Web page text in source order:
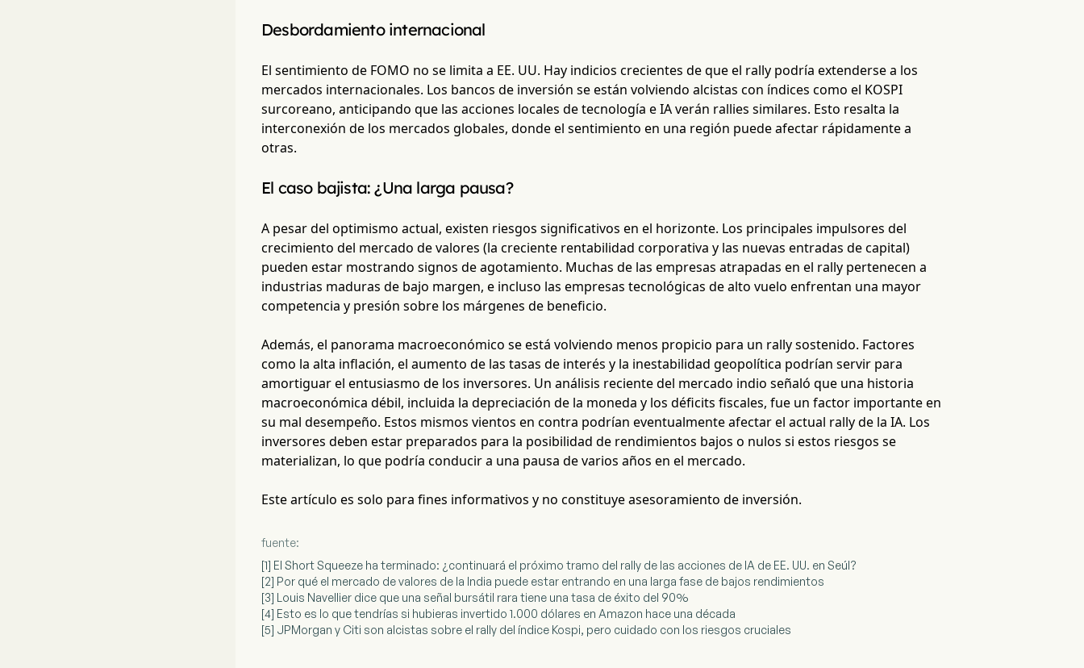
Desbordamiento internacional
El sentimiento de FOMO no se limita a EE. UU. Hay indicios crecientes de que el rally podría extenderse a los
mercados internacionales. Los bancos de inversión se están volviendo alcistas con índices como el KOSPI
surcoreano, anticipando que las acciones locales de tecnología e IA verán rallies similares. Esto resalta la
interconexión de los mercados globales, donde el sentimiento en una región puede afectar rápidamente a
otras.
El caso bajista: ¿Una larga pausa?
A pesar del optimismo actual, existen riesgos significativos en el horizonte. Los principales impulsores del
crecimiento del mercado de valores (la creciente rentabilidad corporativa y las nuevas entradas de capital)
pueden estar mostrando signos de agotamiento. Muchas de las empresas atrapadas en el rally pertenecen a
industrias maduras de bajo margen, e incluso las empresas tecnológicas de alto vuelo enfrentan una mayor
competencia y presión sobre los márgenes de beneficio.
Además, el panorama macroeconómico se está volviendo menos propicio para un rally sostenido. Factores
como la alta inflación, el aumento de las tasas de interés y la inestabilidad geopolítica podrían servir para
amortiguar el entusiasmo de los inversores. Un análisis reciente del mercado indio señaló que una historia
macroeconómica débil, incluida la depreciación de la moneda y los déficits fiscales, fue un factor importante en
su mal desempeño. Estos mismos vientos en contra podrían eventualmente afectar el actual rally de la IA. Los
inversores deben estar preparados para la posibilidad de rendimientos bajos o nulos si estos riesgos se
materializan, lo que podría conducir a una pausa de varios años en el mercado.
Este artículo es solo para fines informativos y no constituye asesoramiento de inversión.
fuente:
[1] El Short Squeeze ha terminado: ¿continuará el próximo tramo del rally de las acciones de IA de EE. UU. en Seúl?
[2] Por qué el mercado de valores de la India puede estar entrando en una larga fase de bajos rendimientos
[3] Louis Navellier dice que una señal bursátil rara tiene una tasa de éxito del 90%
[4] Esto es lo que tendrías si hubieras invertido 1.000 dólares en Amazon hace una década
[5] JPMorgan y Citi son alcistas sobre el rally del índice Kospi, pero cuidado con los riesgos cruciales